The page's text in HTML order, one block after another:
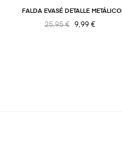
FALDA EVASÉ DETALLE METÁLICO
25,95 € 9,99 €